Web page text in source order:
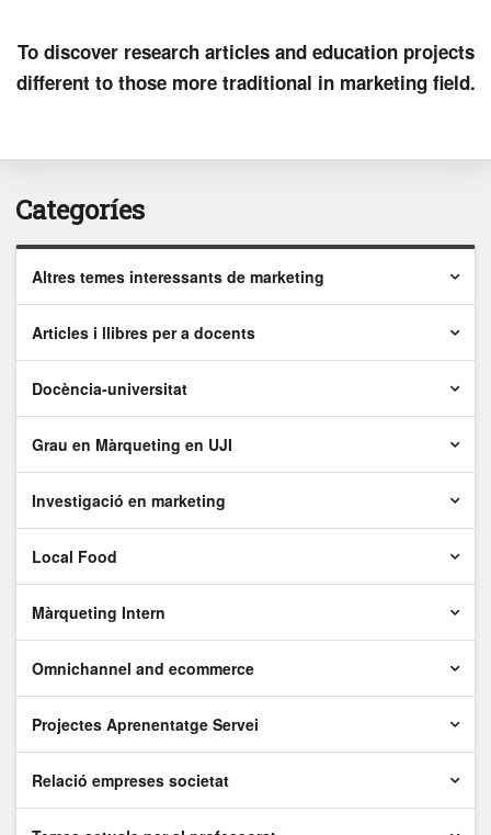
To discover research articles and education projects
different to those more traditional in marketing field.
Categoríes
Altres temes interessants de marketing
Articles i llibres per a docents
Docència-universitat
Grau en Màrqueting en UJI
Investigació en marketing
Local Food
Màrqueting Intern
Omnichannel and ecommerce
Projectes Aprenentatge Servei
Relació empreses societat